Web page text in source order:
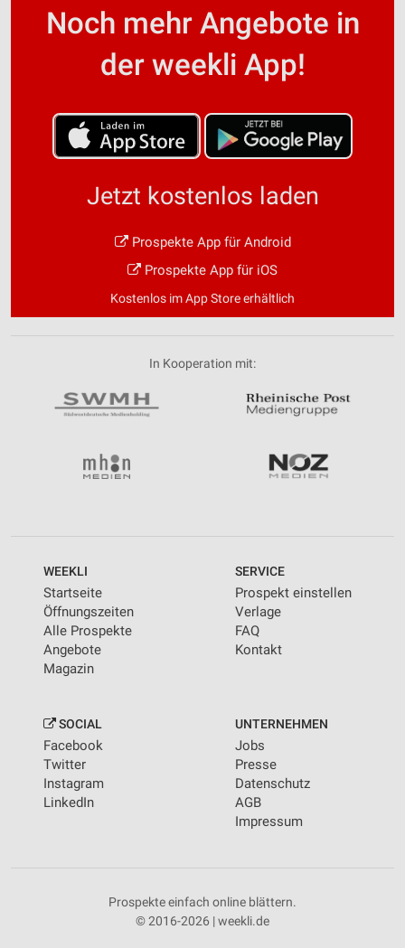
Noch mehr Angebote in
der weekli App!
Jetzt kostenlos laden
Prospekte App für Android
Prospekte App für iOS
Kostenlos im App Store erhältlich
In Kooperation mit:
WEEKLI
Startseite
Öffnungszeiten
Alle Prospekte
Angebote
Magazin
SERVICE
Prospekt einstellen
Verlage
FAQ
Kontakt
SOCIAL
Facebook
Twitter
Instagram
LinkedIn
UNTERNEHMEN
Jobs
Presse
Datenschutz
AGB
Impressum
Prospekte einfach online blättern.
© 2016-2026 | weekli.de